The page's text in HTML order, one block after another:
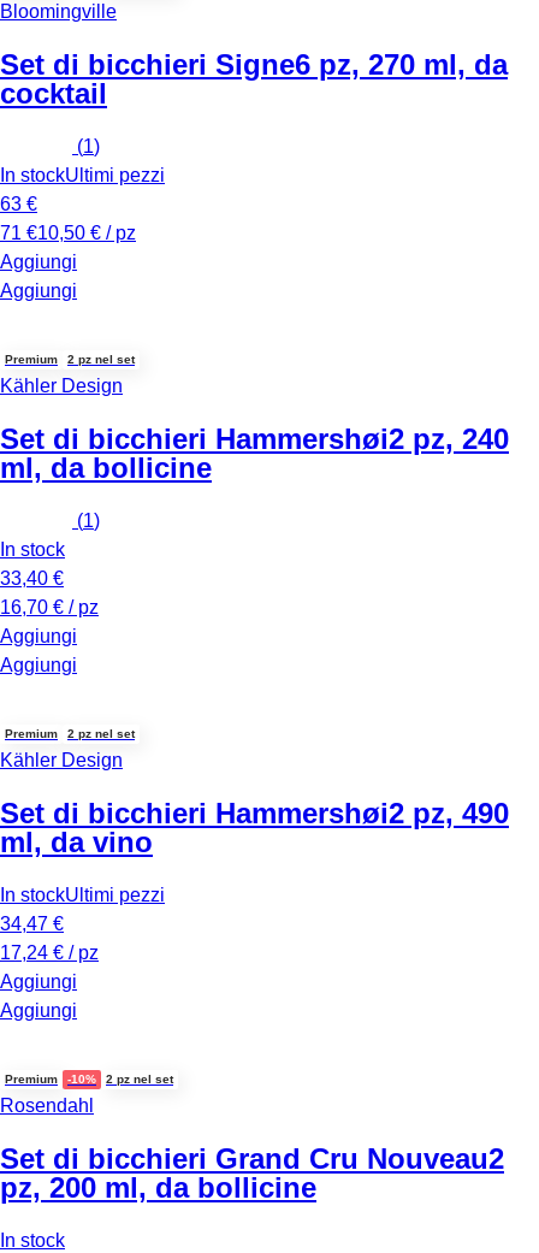
Bloomingville
Set di bicchieri Signe6 pz, 270 ml, da
cocktail
(1)
In stockUltimi pezzi
63 €
71 €10,50 € / pz
Aggiungi
Aggiungi
Premium 2 pz nel set
Kähler Design
Set di bicchieri Hammershøi2 pz, 240
ml, da bollicine
(1)
In stock
33,40 €
16,70 € / pz
Aggiungi
Aggiungi
Premium 2 pz nel set
Kähler Design
Set di bicchieri Hammershøi2 pz, 490
ml, da vino
In stockUltimi pezzi
34,47 €
17,24 € / pz
Aggiungi
Aggiungi
Premium -10% 2 pz nel set
Rosendahl
Set di bicchieri Grand Cru Nouveau2
pz, 200 ml, da bollicine
In stock